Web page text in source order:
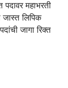
महाभरती
जास्त लिपिक
जागा रिक्त